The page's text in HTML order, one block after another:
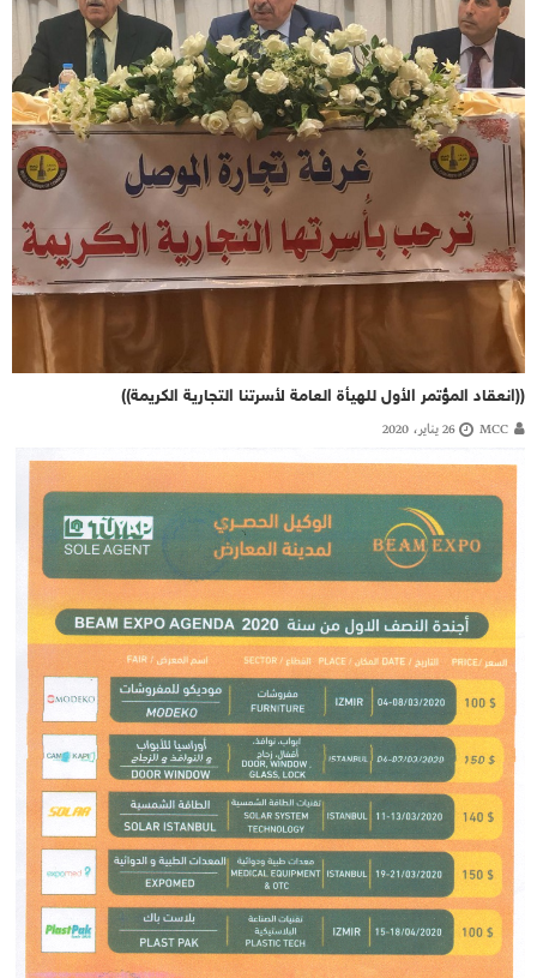
((انعقاد المؤتمر الأول للهيأة العامة لأسرتنا التجارية الكريمة))
MCC 26 يناير، 2020